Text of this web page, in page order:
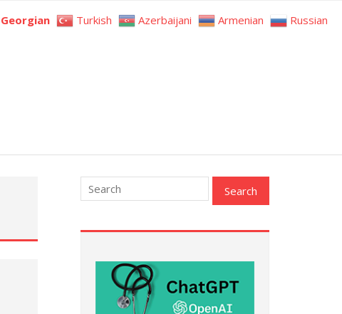
Georgian Turkish Azerbaijani Armenian Russian